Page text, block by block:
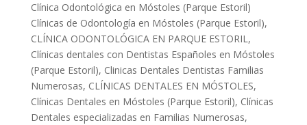
Clínica Odontológica en Móstoles (Parque Estoril)
Clínicas de Odontología en Móstoles (Parque Estoril),
CLÍNICA ODONTOLÓGICA EN PARQUE ESTORIL,
Clínicas dentales con Dentistas Españoles en Móstoles
(Parque Estoril), Clinicas Dentales Dentistas Familias
Numerosas, CLÍNICAS DENTALES EN MÓSTOLES,
Clínicas Dentales en Móstoles (Parque Estoril), Clínicas
Dentales especializadas en Familias Numerosas,